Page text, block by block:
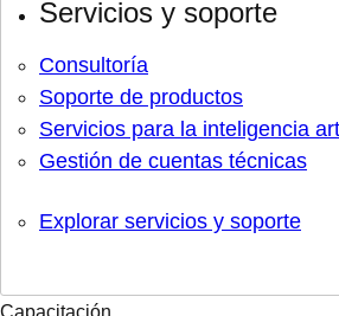
Servicios y soporte
Consultoría
Soporte de productos
Servicios para la inteligencia
Gestión de cuentas técnicas
Explorar servicios y soporte
Capacitación